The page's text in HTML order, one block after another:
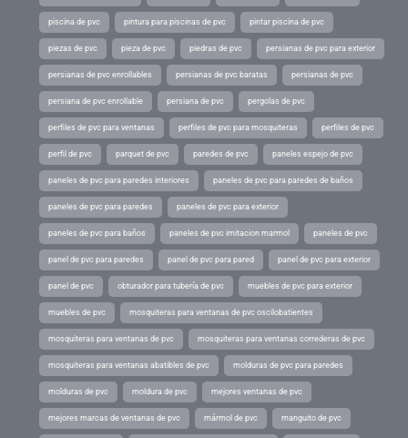
piscina de pvc pintura para piscinas de pvc pintar piscina de pvc
piezas de pvc pieza de pvc piedras de pvc persianas de pvc para exterior
persianas de pvc enrollables persianas de pvc baratas persianas de pvc
persiana de pvc enrollable persiana de pvc pergolas de pvc
perfiles de pvc para ventanas perfiles de pvc para mosquiteras perfiles de pvc
perfil de pvc parquet de pvc paredes de pvc paneles espejo de pvc
paneles de pvc para paredes interiores paneles de pvc para paredes de baños
paneles de pvc para paredes paneles de pvc para exterior
paneles de pvc para baños paneles de pvc imitacion marmol paneles de pvc
panel de pvc para paredes panel de pvc para pared panel de pvc para exterior
panel de pvc obturador para tubería de pvc muebles de pvc para exterior
muebles de pvc mosquiteras para ventanas de pvc oscilobatientes
mosquiteras para ventanas de pvc mosquiteras para ventanas correderas de pvc
mosquiteras para ventanas abatibles de pvc molduras de pvc para paredes
molduras de pvc moldura de pvc mejores ventanas de pvc
mejores marcas de ventanas de pvc mármol de pvc manguito de pvc